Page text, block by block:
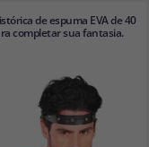
você poderá fazer suas
por você.
de espuma EVA de 40
completar sua fantasia.